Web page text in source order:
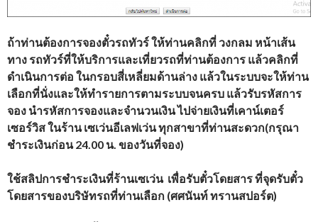
ถ้าท่านต้องการจองตั๋วรถทัวร์ให้ท่านคลิกที่ วงกลม หน้าเส้น
ทาง รถทัวร์ที่ให้บริการและเที่ยวรถที่ท่านต้องการ แล้วคลิกที่
ดำเนินการต่อ ในกรอบสี่เหลี่ยมด้านล่าง แล้วในระบบจะให้ท่าน
เลือกที่นั่งและให้ทำรายการตามระบบจนครบ แล้วรับรหัสการ
จอง นำรหัสการจองและจำนวนเงิน ไปจ่ายเงินที่เคาน์เตอร์
เซอร์วิส ในร้าน เซเว่นอีเลฟเว่น ทุกสาขาที่ท่านสะดวก(กรุณา
ชำระเงินก่อน 24.00 น. ของวันที่จอง)
ใช้สลิปการชำระเงินที่ร้านเซเว่น เพื่อรับตั๋วโดยสาร ที่จุดรับตั๋ว
โดยสารของบริษัทรถที่ท่านเลือก (ศศนันท์ ทรานสปอร์ต)